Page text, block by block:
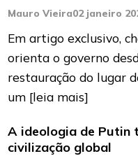
Mauro Vieira02 janeiro
Em artigo exclusivo,
orienta o governo
restauração do lugar
um [leia mais]
A ideologia de Putin
civilização global